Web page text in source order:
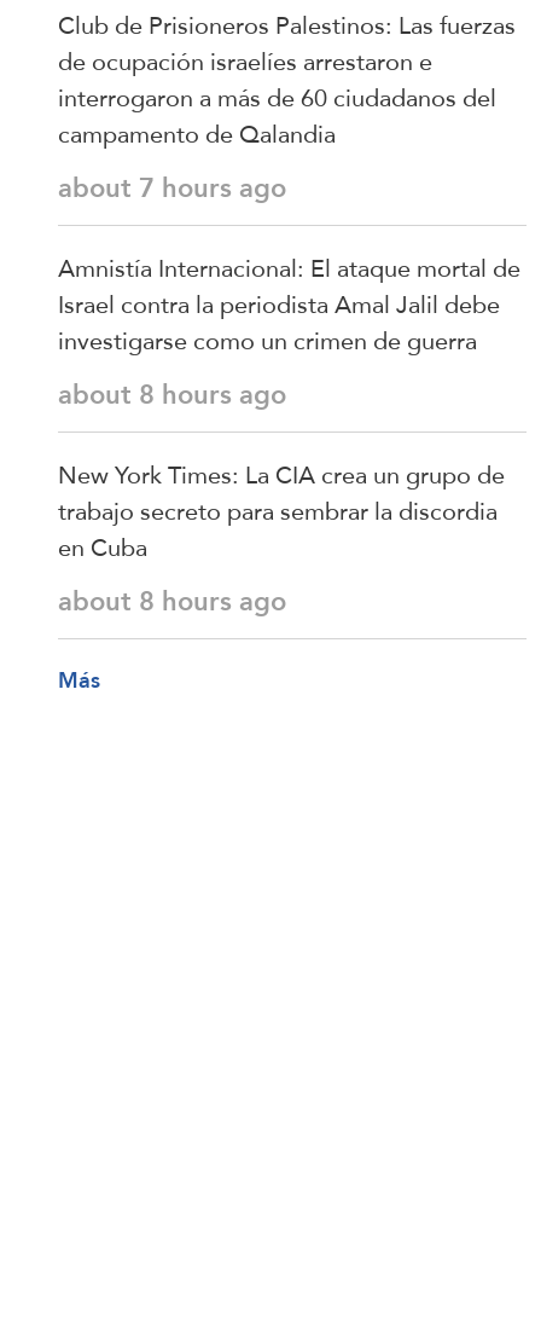
Club de Prisioneros Palestinos: Las fuerzas
de ocupación israelíes arrestaron e
interrogaron a más de 60 ciudadanos del
campamento de Qalandia
about 7 hours ago
Amnistía Internacional: El ataque mortal de
Israel contra la periodista Amal Jalil debe
investigarse como un crimen de guerra
about 8 hours ago
New York Times: La CIA crea un grupo de
trabajo secreto para sembrar la discordia
en Cuba
about 8 hours ago
Más